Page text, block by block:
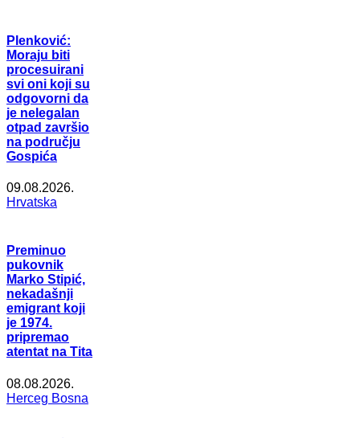
Plenković:
Moraju biti
procesuirani
svi oni koji su
odgovorni da
je nelegalan
otpad završio
na području
Gospića
09.08.2026.
Hrvatska
Preminuo
pukovnik
Marko Stipić,
nekadašnji
emigrant koji
je 1974.
pripremao
atentat na Tita
08.08.2026.
Herceg Bosna